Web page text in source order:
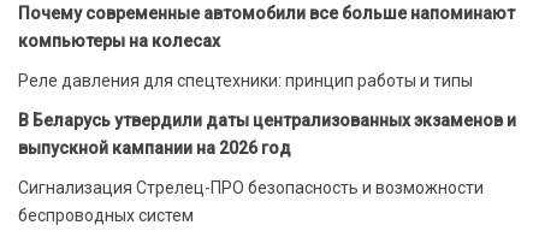
Почему современные автомобили все больше напоминают
компьютеры на колесах
Реле давления для спецтехники: принцип работы и типы
В Беларусь утвердили даты централизованных экзаменов и
выпускной кампании на 2026 год
Сигнализация Стрелец-ПРО безопасность и возможности
беспроводных систем